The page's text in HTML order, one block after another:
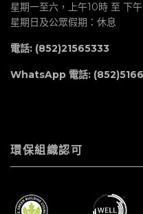
星期一至六，上午10時 至 下
星期日及公眾假期：休息
電話: (852)21565333
WhatsApp 電話:
環保組織認可